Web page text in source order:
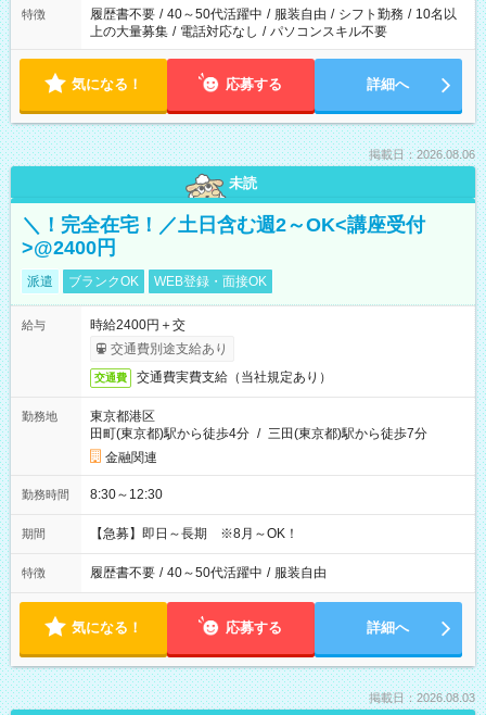
合は応募できません。
特徴 履歴書不要 / 40～50代活躍中 / 服装自由 / シフト勤務 / 10名以
上の大量募集 / 電話対応なし / パソコンスキル不要
気になる！ 応募する 詳細へ
掲載日：2026.08.06
未読
＼！完全在宅！／土日含む週2～OK<講座受付
>@2400円
派遣 ブランクOK WEB登録・面接OK
給与
時給2400円＋交
交通費別途支給あり
交通費 交通費実費支給（当社規定あり）
勤務地
東京都港区
田町(東京都)駅から徒歩4分 / 三田(東京都)駅から徒歩7分
金融関連
勤務時間 8:30～12:30
期間 【急募】即日～長期 ※8月～OK！
特徴 履歴書不要 / 40～50代活躍中 / 服装自由
気になる！ 応募する 詳細へ
掲載日：2026.08.03